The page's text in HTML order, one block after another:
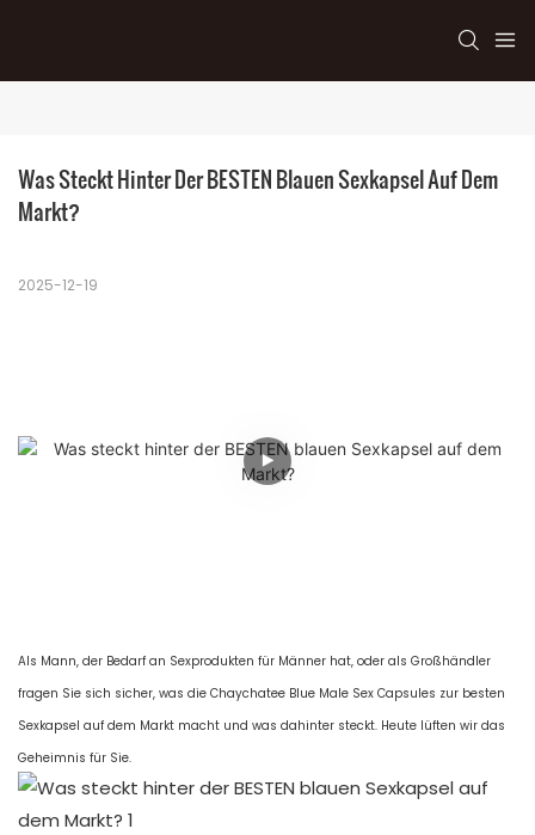
Was Steckt Hinter Der BESTEN Blauen Sexkapsel Auf Dem
Markt?
2025-12-19
Als Mann, der Bedarf an Sexprodukten für Männer hat, oder als Großhändler
fragen Sie sich sicher, was die Chaychatee Blue Male Sex Capsules zur besten
Sexkapsel auf dem Markt macht und was dahinter steckt. Heute lüften wir das
Geheimnis für Sie.